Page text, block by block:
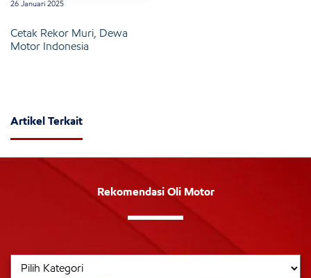
26 Januari 2025
Cetak Rekor Muri, Dewa
Motor Indonesia
Artikel Terkait
Rekomendasi Oli Motor